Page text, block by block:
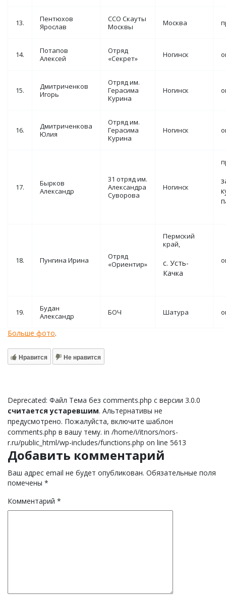
13.
Пентюхов
Ярослав
ССО Скауты
Москвы
Москва
14.
Потапов
Алексей
Отряд
«Секрет»
Ногинск
15.
Дмитриченков
Игорь
Отряд им.
Герасима
Курина
Ногинск
16.
Дмитриченкова
Юлия
Отряд им.
Герасима
Курина
Ногинск
17.
Бырков
Александр
31 отряд им.
Александра
Суворова
Ногинск
18. Пунгина Ирина
Отряд
«Ориентир»
Пермский
край,
с. Усть-
Качка
19.
Будан
Александр
БОЧ Шатура
Больше фото.
Нравится Не нравится
Deprecated: Файл Тема без comments.php с версии 3.0.0
считается устаревшим. Альтернативы не
предусмотрено. Пожалуйста, включите шаблон
comments.php в вашу тему. in /home/i/itnors/nors-
r.ru/public_html/wp-includes/functions.php on line 5613
Добавить комментарий
Ваш адрес email не будет опубликован. Обязательные поля
помечены *
Комментарий *